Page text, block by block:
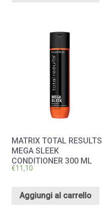
MATRIX TOTAL RESULTS
MEGA SLEEK
CONDITIONER 300 ML
€11,10
Aggiungi al carrello